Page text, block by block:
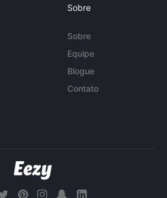
Sobre
Sobre
Equipe
Blogue
Contato